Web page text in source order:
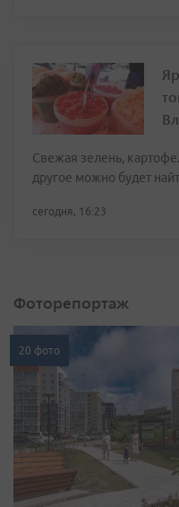
Свежая зелень,
другое можно будет
сегодня, 16:23
Фоторепортаж
20 фото